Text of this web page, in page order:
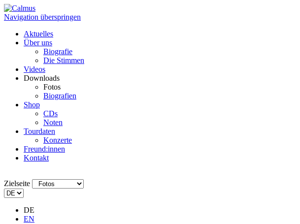
Navigation überspringen
Aktuelles
Über uns
Biografie
Die Stimmen
Videos
Downloads
Fotos
Biografien
Shop
CDs
Noten
Tourdaten
Konzerte
Freund:innen
Kontakt
Zielseite
DE
EN